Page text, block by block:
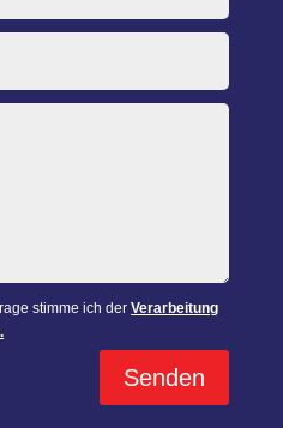
stimme ich derVerarbeitung
Senden